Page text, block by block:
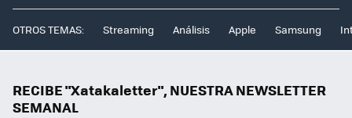
OTROS TEMAS: Streaming Análisis Apple Samsung
RECIBE "Xatakaletter", NUESTRA NEWSLETTER
SEMANAL